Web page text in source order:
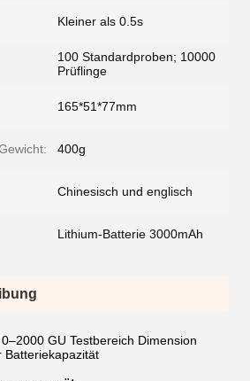
Kleiner als 0.5s
100 Standardproben; 10000
Prüflinge
165*51*77mm
400g
Chinesisch und englisch
Lithium-Batterie 3000mAh
GU Testbereich Dimension
Batteriekapazität